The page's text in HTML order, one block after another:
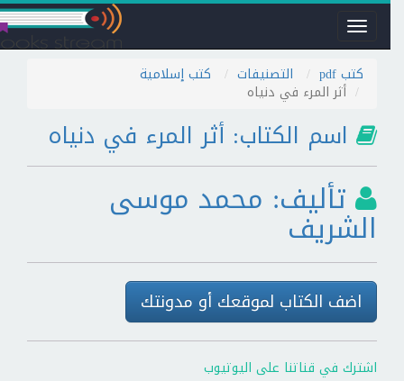
Toggle
navigation
كتب pdf
التصنيفات كتب إسلامية
أثر المرء في دنياه
اسم الكتاب: أثر المرء في دنياه
تأليف: محمد موسى
الشريف
اضف الكتاب لموقعك أو مدونتك
اشترك في قناتنا على اليوتيوب